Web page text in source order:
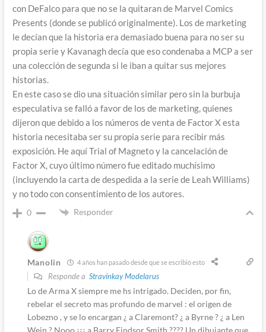
con DeFalco para que no se la quitaran de Marvel Comics
Presents (donde se publicó originalmente). Los de marketing
le decían que la historia era demasiado buena para no ser su
propia serie y Kavanagh decía que eso condenaba a MCP a ser
una colección de segunda si le iban a quitar sus mejores
historias.
En este caso se dio una situación similar pero sin la burbuja
especulativa se falló a favor de los de marketing, quienes
dijeron que debido a los números de venta de Factor X esta
historia necesitaba ser su propia serie para recibir más
exposición. He aquí Trial of Magneto y la cancelación de
Factor X, cuyo último número fue editado muchísimo
(incluyendo la carta de despedida a la serie de Leah Williams)
y no todo con consentimiento de los autores.
0 Responder
Manolin 4 años han pasado desde que se escribió esto
Responde a Stravinkay Modelarus
Lo de Arma X siempre me hs intrigado. Deciden, por fin,
rebelar el secreto mas profundo de marvel : el origen de
Lobezno , y se lo encargan ¿ a Claremont? ¿ a Byrne ? ¿ a Len